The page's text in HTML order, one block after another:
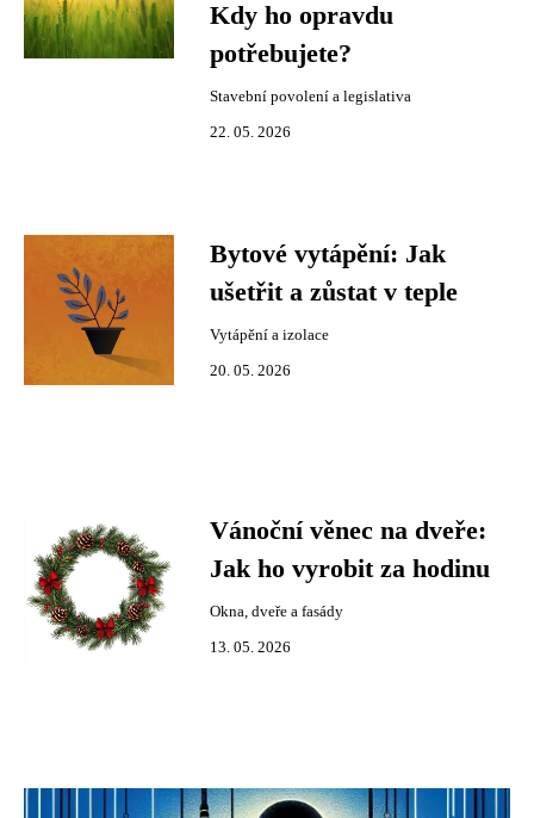
Kdy ho opravdu
potřebujete?
Stavební povolení a legislativa
22. 05. 2026
Bytové vytápění: Jak
ušetřit a zůstat v teple
Vytápění a izolace
20. 05. 2026
Vánoční věnec na dveře:
Jak ho vyrobit za hodinu
Okna, dveře a fasády
13. 05. 2026